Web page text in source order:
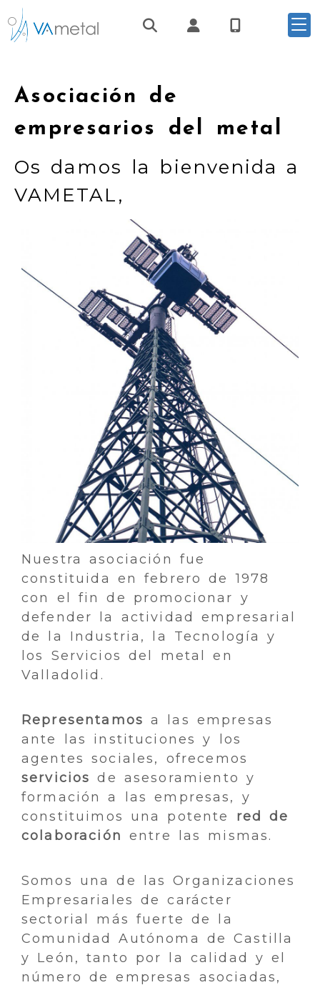
Identifícate
Asociación de
empresarios del metal
Os damos la bienvenida a
VAMETAL,
Nuestra asociación fue
constituida en febrero de 1978
con el fin de promocionar y
defender la actividad empresarial
de la Industria, la Tecnología y
los Servicios del metal en
Valladolid.
Representamos a las empresas
ante las instituciones y los
agentes sociales, ofrecemos
servicios de asesoramiento y
formación a las empresas, y
constituimos una potente red de
colaboración entre las mismas.
Somos una de las Organizaciones
Empresariales de carácter
sectorial más fuerte de la
Comunidad Autónoma de Castilla
y León, tanto por la calidad y el
número de empresas asociadas,